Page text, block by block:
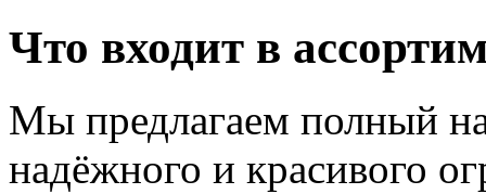
Что входит в
Мы предлагаем полный
надёжного и красивого